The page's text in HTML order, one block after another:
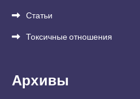
Статьи
Токсичные отношения
Архивы